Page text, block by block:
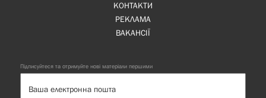
КОНТАКТИ
РЕКЛАМА
ВАКАНСІЇ
Підписуйтеся та отримуйте нові матеріали першими